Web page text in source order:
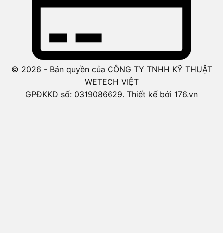
© 2026 - Bản quyền của CÔNG TY TNHH KỸ THUẬT
WETECH VIỆT
GPĐKKD số: 0319086629. Thiết kế bởi 176.vn